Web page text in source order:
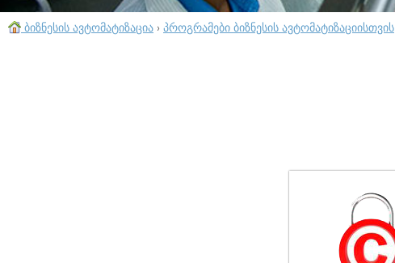
ბიზნესის ავტომატიზაცია › პროგრამები ბიზნესის ავტომატიზაციისთვის